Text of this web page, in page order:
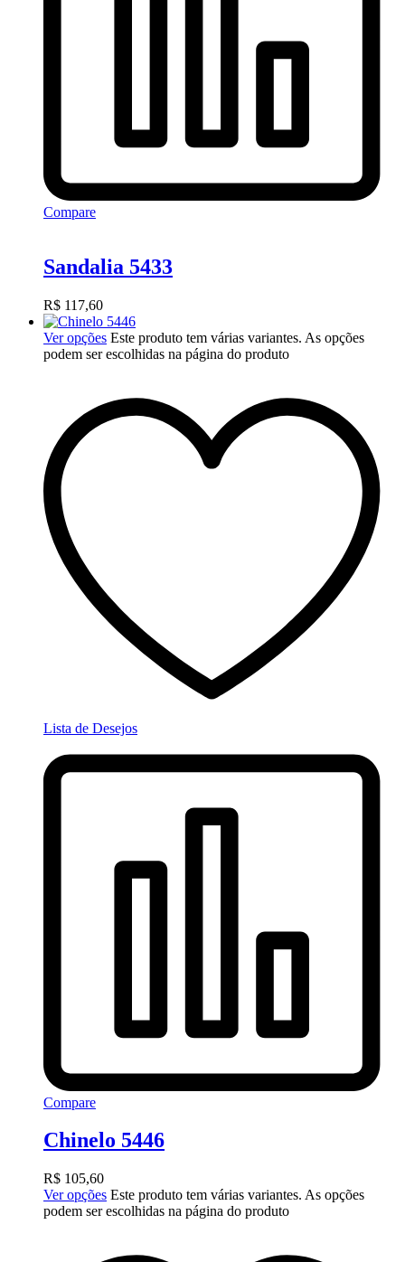
Compare
Sandalia 5433
R$ 117,60
Ver opções Este produto tem várias variantes. As opções
podem ser escolhidas na página do produto
Lista de Desejos
Compare
Chinelo 5446
R$ 105,60
Ver opções Este produto tem várias variantes. As opções
podem ser escolhidas na página do produto